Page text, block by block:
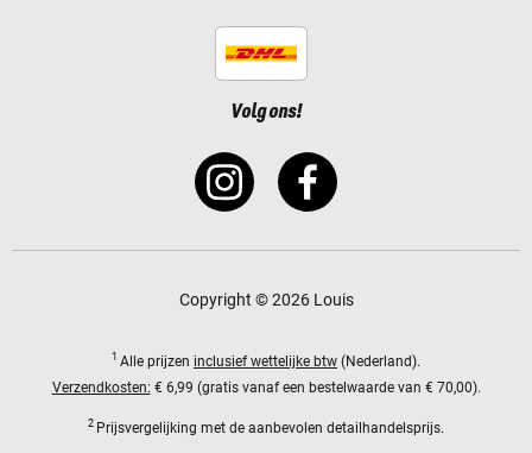
Volg ons!
Copyright © 2026 Louis
1 Alle prijzen inclusief wettelijke btw (Nederland).
Verzendkosten: € 6,99 (gratis vanaf een bestelwaarde van € 70,00).
2 Prijsvergelijking met de aanbevolen detailhandelsprijs.